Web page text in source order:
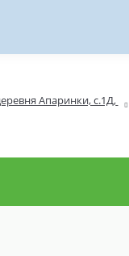
Апаринки, с.1Д,